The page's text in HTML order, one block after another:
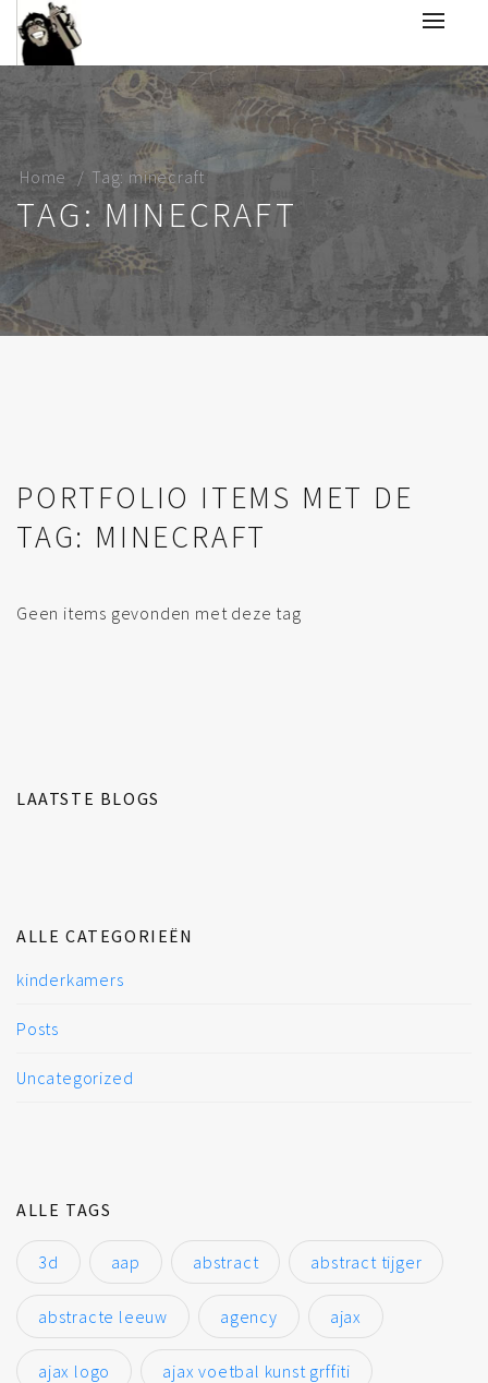
Home Tag: minecraft
TAG: MINECRAFT
PORTFOLIO ITEMS MET DE
TAG: MINECRAFT
Geen items gevonden met deze tag
LAATSTE BLOGS
ALLE CATEGORIEËN
kinderkamers
Posts
Uncategorized
ALLE TAGS
3d aap abstract abstract tijger
abstracte leeuw agency ajax
ajax logo ajax voetbal kunst grffiti